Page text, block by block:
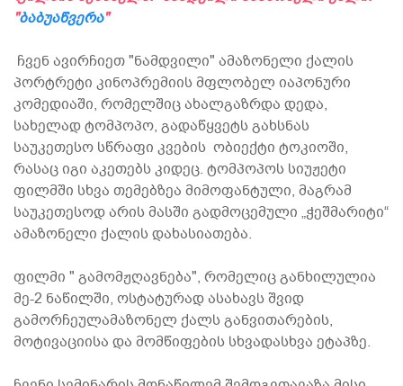
"ბაბუაწვერა"
ჩვენ ავირჩიეთ "ნამდვილი" ამაზონელი ქალის
პორტრეტი კინოპრემიის მფლობელ იაპონური
კომედიაში, რომელშიც ახალგაზრდა დედა,
სახელად ტომპოპო, გადაწყვეტს გახსნას
საუკეთესო სწრაფი კვების ობიექტი ტოკიოში,
რასაც იგი აკეთებს კიდეც. ტომპოპოს სიუჟეტი
ფილმში სხვა თემებზეა მიმოფანტული, მაგრამ
საუკეთესოდ არის მასში გადმოცემული „ჭეშმარიტი“
ამაზონელი ქალის დახასიათება.
ფილმი " გამომჟღავნება", რომელიც განხილულია
მე-2 ნაწილში, ოსტატურად ასახავს შვიდ
გამორჩეულამაზონელ ქალს განვითარების,
მოტივაციისა და მომწიფების სხვადასხვა ეტაპზე.